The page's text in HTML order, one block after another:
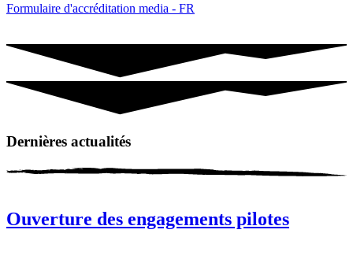
Formulaire d'accréditation media - FR
Dernières actualités
Ouverture des engagements pilotes